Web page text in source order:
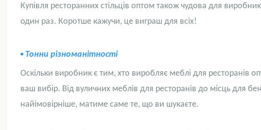
Купівля ресторанних стільців оптом також чудова для
один раз. Коротше кажучи, це виграш для всіх!
▪ Тонни різноманітності
Оскільки виробник є тим, хто виробляє меблі для ресторанів
ваш вибір. Від вуличних меблів для ресторанів до місць для
найімовірніше, матиме саме те, що ви шукаєте.